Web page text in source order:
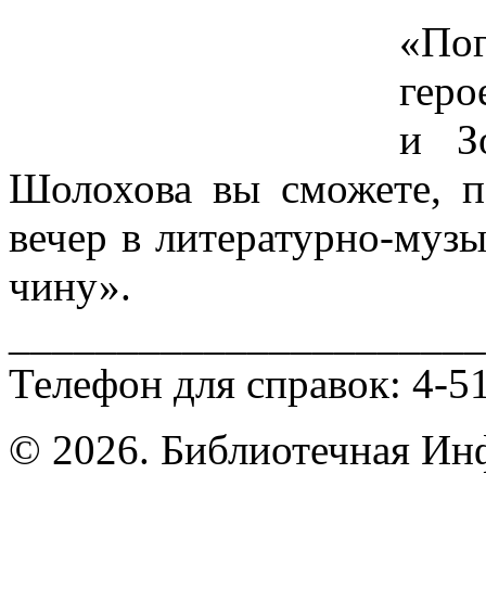
и
Шолохова вы сможете,
вечер в литературно-
чину».
Телефон для справок: 4-
© 2026. Библиотечная